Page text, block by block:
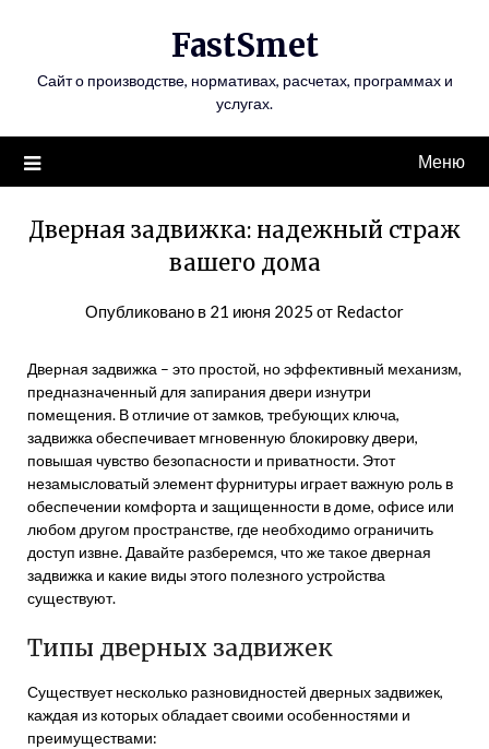
FastSmet
Сайт о производстве, нормативах, расчетах, программах и
услугах.
Меню
Дверная задвижка: надежный страж
вашего дома
Опубликовано в 21 июня 2025 от Redactor
Дверная задвижка – это простой, но эффективный механизм,
предназначенный для запирания двери изнутри
помещения. В отличие от замков, требующих ключа,
задвижка обеспечивает мгновенную блокировку двери,
повышая чувство безопасности и приватности. Этот
незамысловатый элемент фурнитуры играет важную роль в
обеспечении комфорта и защищенности в доме, офисе или
любом другом пространстве, где необходимо ограничить
доступ извне. Давайте разберемся, что же такое дверная
задвижка и какие виды этого полезного устройства
существуют.
Типы дверных задвижек
Существует несколько разновидностей дверных задвижек,
каждая из которых обладает своими особенностями и
преимуществами: